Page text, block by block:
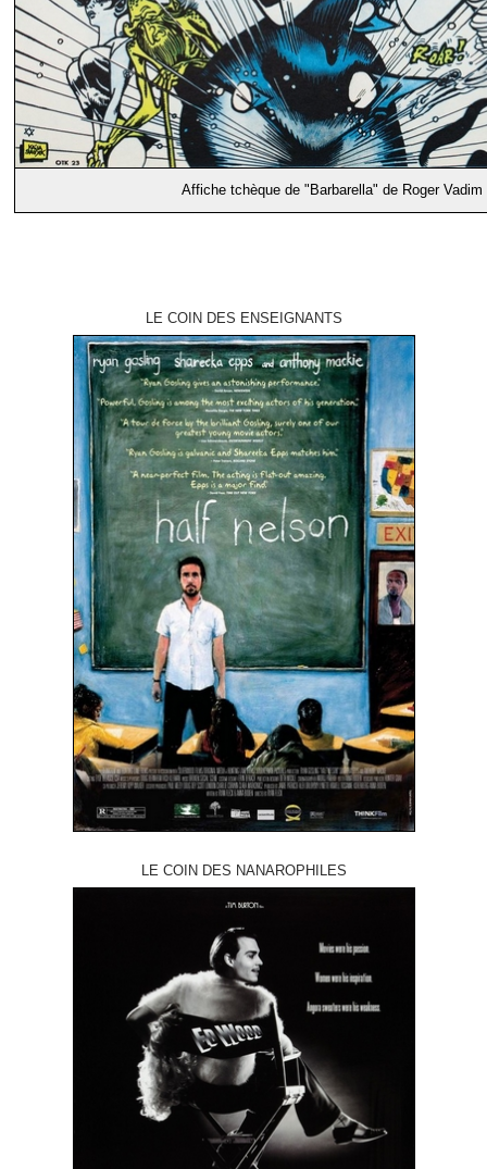
Affiche tchèque de "Barbarella" de Roger Vadim
LE COIN DES ENSEIGNANTS
LE COIN DES NANAROPHILES